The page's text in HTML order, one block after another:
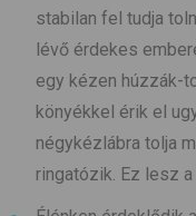
stabilan fel tudja
lévő érdekes
egy kézen húzzák-
könyékkel érik el
négykézlábra tolja
ringatózik. Ez lesz